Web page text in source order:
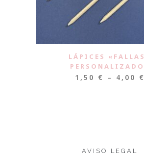
LÁPICES
1,50 € – 4,00 €
AVISO LEGAL